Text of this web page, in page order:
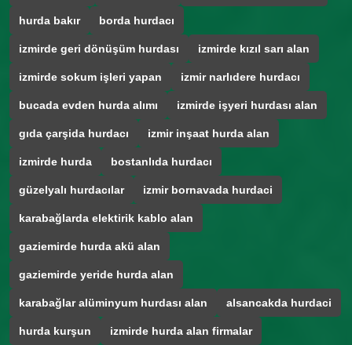
hurda bakır borda hurdacı
izmirde geri dönüşüm hurdası izmirde kızıl sarı alan
izmirde sokum işleri yapan izmir narlıdere hurdacı
bucada evden hurda alımı izmirde işyeri hurdası alan
gıda çarşida hurdacı izmir inşaat hurda alan
izmirde hurda bostanlıda hurdacı
güzelyalı hurdacılar izmir bornavada hurdaci
karabağlarda elektirik kablo alan
gaziemirde hurda akü alan
gaziemirde yeride hurda alan
karabağlar alüminyum hurdası alan alsancakda hurdaci
hurda kurşun izmirde hurda alan firmalar